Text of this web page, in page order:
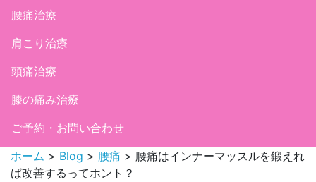
腰痛治療
肩こり治療
頭痛治療
膝の痛み治療
ご予約・お問い合わせ
ホーム > Blog > 腰痛 > 腰痛はインナーマッスルを鍛えれ
ば改善するってホント？